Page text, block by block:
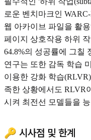
로운 벤치마크인
웹 아카이브 파일을 활
페이지 상호작용 하위
64.8%의 성공률에 그칠
연구는 또한 감독 학습
이용한 강화 학습
족한 상황에서도 RLVR
시켜 최전선 모델들을
🔑 시사점 및 한계